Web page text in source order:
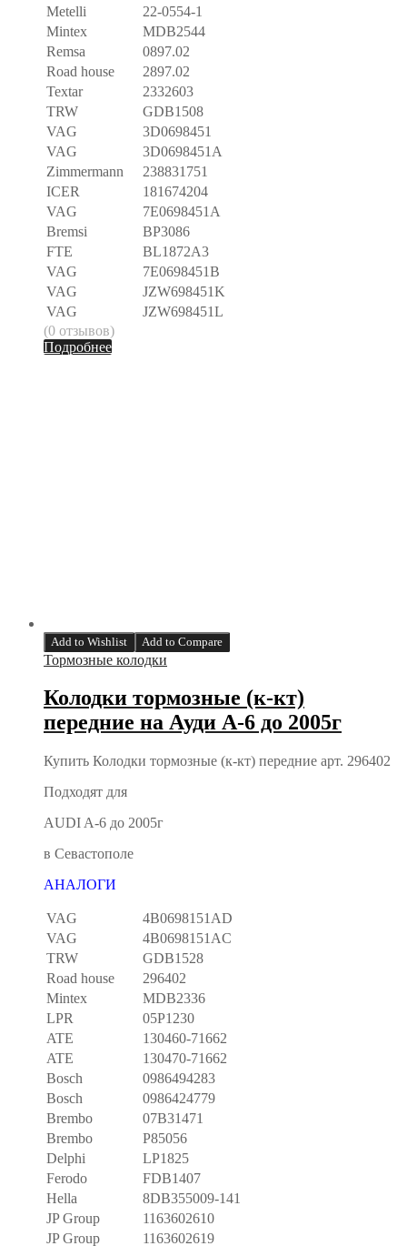
Metelli
22-0554-1
Mintex
MDB2544
Remsa
0897.02
Road house
2897.02
Textar
2332603
TRW
GDB1508
VAG
3D0698451
VAG
3D0698451A
Zimmermann
238831751
ICER
181674204
VAG
7E0698451A
Bremsi
BP3086
FTE
BL1872A3
VAG
7E0698451B
VAG
JZW698451K
VAG
JZW698451L
(0 отзывов)
Подробнее
Add to Wishlist Add to Compare
Тормозные колодки
Колодки тормозные (к-кт)
передние на Ауди А-6 до 2005г
Купить Колодки тормозные (к-кт) передние арт. 296402
Подходят для
AUDI A-6 до 2005г
в Севастополе
АНАЛОГИ
VAG
4B0698151AD
VAG
4B0698151AC
TRW
GDB1528
Road house
296402
Mintex
MDB2336
LPR
05P1230
ATE
130460-71662
ATE
130470-71662
Bosch
0986494283
Bosch
0986424779
Brembo
07B31471
Brembo
P85056
Delphi
LP1825
Ferodo
FDB1407
Hella
8DB355009-141
JP Group
1163602610
JP Group
1163602619